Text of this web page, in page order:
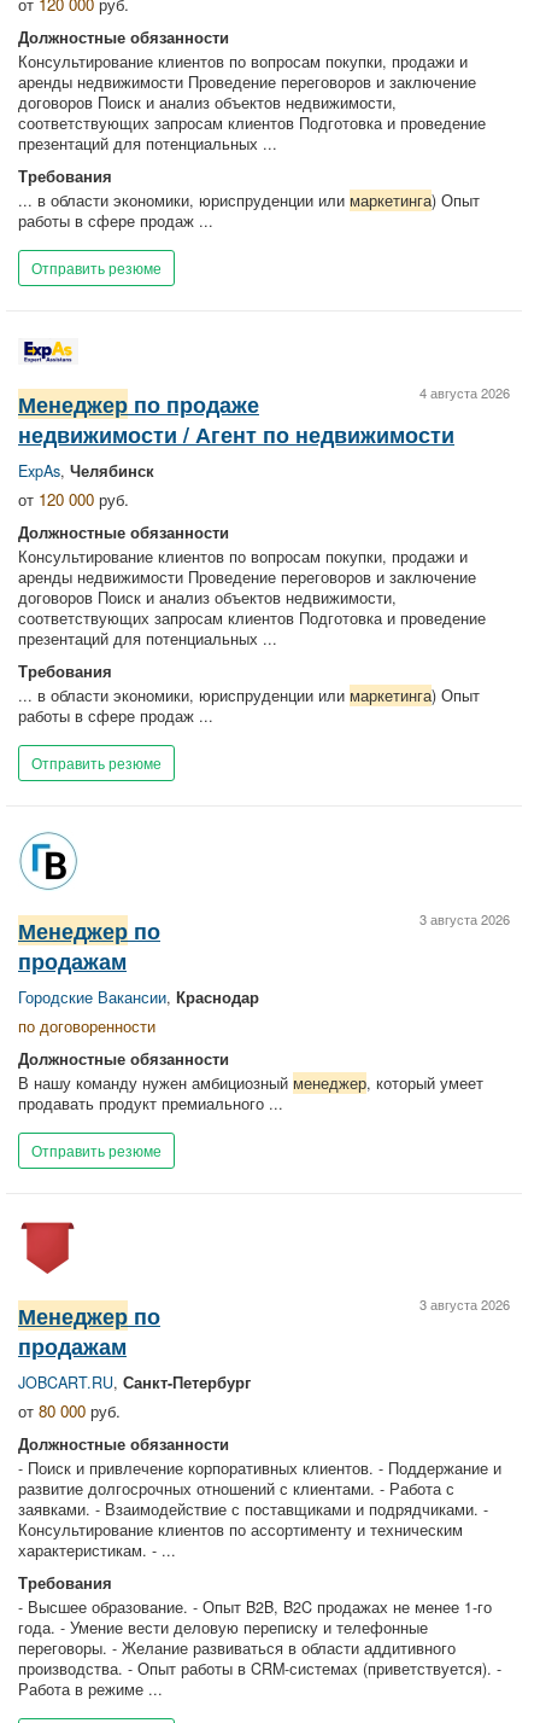
Должностные обязанности
Консультирование клиентов по вопросам покупки, продажи и
аренды недвижимости Проведение переговоров и заключение
договоров Поиск и анализ объектов недвижимости,
соответствующих запросам клиентов Подготовка и проведение
презентаций для потенциальных ...
Требования
... в области экономики, юриспруденции или маркетинга) Опыт
работы в сфере продаж ...
Отправить резюме
4 августа 2026
Менеджер по продаже
недвижимости / Агент по недвижимости
ExpAs, Челябинск
от 120 000 руб.
Должностные обязанности
Консультирование клиентов по вопросам покупки, продажи и
аренды недвижимости Проведение переговоров и заключение
договоров Поиск и анализ объектов недвижимости,
соответствующих запросам клиентов Подготовка и проведение
презентаций для потенциальных ...
Требования
... в области экономики, юриспруденции или маркетинга) Опыт
работы в сфере продаж ...
Отправить резюме
3 августа 2026
Менеджер по
продажам
Городские Вакансии, Краснодар
по договоренности
Должностные обязанности
В нашу команду нужен амбициозный менеджер, который умеет
продавать продукт премиального ...
Отправить резюме
3 августа 2026
Менеджер по
продажам
JOBCART.RU, Санкт-Петербург
от 80 000 руб.
Должностные обязанности
- Поиск и привлечение корпоративных клиентов. - Поддержание и
развитие долгосрочных отношений с клиентами. - Работа с
заявками. - Взаимодействие с поставщиками и подрядчиками. -
Консультирование клиентов по ассортименту и техническим
характеристикам. - ...
Требования
- Высшее образование. - Опыт B2B, B2C продажах не менее 1-го
года. - Умение вести деловую переписку и телефонные
переговоры. - Желание развиваться в области аддитивного
производства. - Опыт работы в CRM-системах (приветствуется). -
Работа в режиме ...